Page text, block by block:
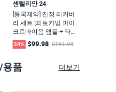
센텔리안 24
[동국제약] 진정 리커버
리 세트 [피토카밍 마이
크로바이옴 앰플 + 타임
리버스 제로 + 아젤라익
세럼 + 하이드라 카밍 크
34% $99.98 $151.98
용품 더보기